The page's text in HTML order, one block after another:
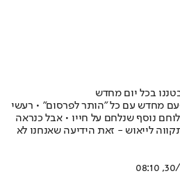
בכל יום מחדש
מחדש עם כל "הותר לפרסום" • רעשי
נוסף שנלחם על חייו • אבל כנראה
לייאוש - זאת הידיעה שאנחנו לא
30/